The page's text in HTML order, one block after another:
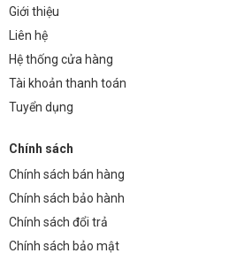
Giới thiệu
Liên hệ
Hệ thống cửa hàng
Tài khoản thanh toán
Tuyển dụng
Chính sách
Chính sách bán hàng
Chính sách bảo hành
Chính sách đổi trả
Chính sách bảo mật